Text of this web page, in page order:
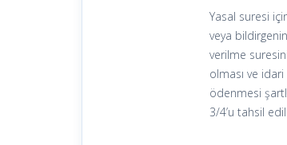
Yasal suresi
veya
verilme
olması ve
ödenmesi
3/4’u tahsil